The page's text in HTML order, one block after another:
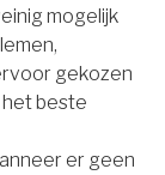
mogelijk
gekozen
beste
er geen